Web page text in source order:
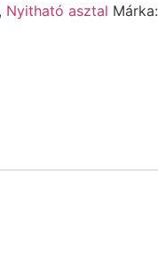
, Nyitható asztal Márka: